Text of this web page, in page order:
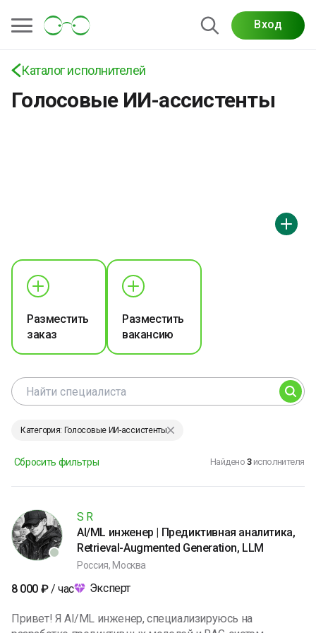
Вход
Каталог исполнителей
Голосовые ИИ-ассистенты
для сайтов и приложений, интеграции с CRM и
бизнес-системами
Разместить
заказ
Разместить
вакансию
Категория: Голосовые ИИ-ассистенты
Сбросить фильтры Найдено 3 исполнителя
S R
AI/ML инженер | Предиктивная аналитика,
Retrieval-Augmented Generation, LLM
Россия, Москва
8 000 ₽ / час Эксперт
Привет! Я AI/ML инженер, специализируюсь на